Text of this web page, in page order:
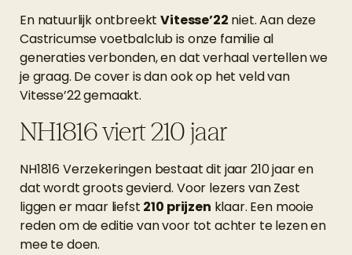
En natuurlijk ontbreektVitesse’22 niet. Aan deze
Castricumse voetbalclub is onze familie al
generaties verbonden, en dat verhaal vertellen we
je graag. De cover is dan ook op het veld van
Vitesse’22 gemaakt.
NH1816 viert 210 jaar
NH1816 Verzekeringen bestaat dit jaar 210 jaar en
dat wordt groots gevierd. Voor lezers van Zest
liggen er maar liefst 210 prijzen klaar. Een mooie
reden om de editie van voor tot achter te lezen en
mee te doen.